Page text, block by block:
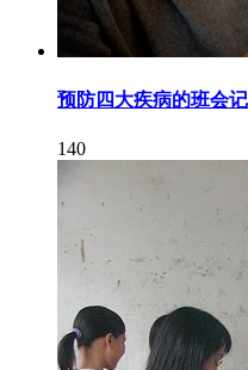
预防四大疾病的班会
140